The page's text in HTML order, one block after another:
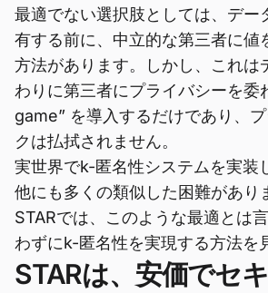
最適でない選択肢としては、デー
有する前に、中立的な第三者に値
方法があります。しかし、これは
わりに第三者にプライバシーを委
game” を導入するだけであり、
クは払拭されません。
実世界でk-匿名性システムを実装
他にも多くの類似した困難があり
STARでは、このような最適とは
わずにk-匿名性を実現する方法を
STARは、安価でセ